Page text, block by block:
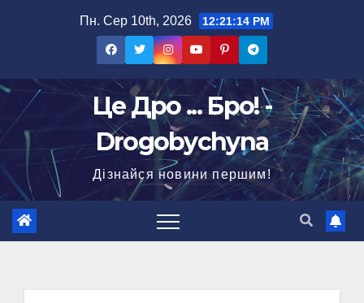
Пн. Сер 10th, 2026 12:21:15 PM
Це Дро ... Бро! -
Drogobychyna
Дізнайся новини першим!